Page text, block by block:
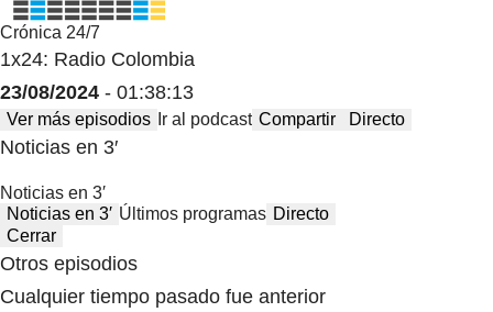
Crónica 24/7
1x24: Radio Colombia
23/08/2024 - 01:38:13
Ver más episodios Ir al podcast Compartir Directo
Noticias en 3′
Noticias en 3′
Noticias en 3′ Últimos programas Directo
Cerrar
Otros episodios
Cualquier tiempo pasado fue anterior